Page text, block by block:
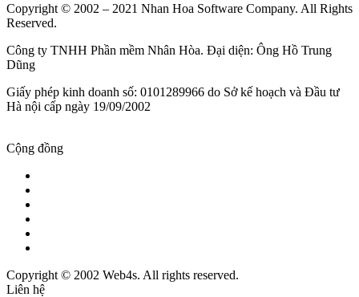
Copyright © 2002 – 2021 Nhan Hoa Software Company. All Rights
Reserved.
Công ty TNHH Phần mềm Nhân Hòa. Đại diện: Ông Hồ Trung
Dũng
Giấy phép kinh doanh số: 0101289966 do Sở kế hoạch và Đầu tư
Hà nội cấp ngày 19/09/2002
Cộng đồng
Copyright © 2002 Web4s. All rights reserved.
Liên hệ